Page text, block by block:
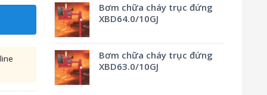
Bơm chữa cháy trục đứng
XBD64.0/10GJ
Bơm chữa cháy trục đứng
XBD63.0/10GJ